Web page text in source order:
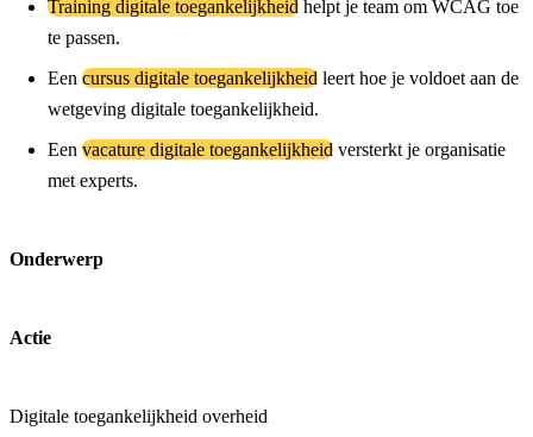
Training digitale toegankelijkheid helpt je team om WCAG toe
te passen.
Een cursus digitale toegankelijkheid leert hoe je voldoet aan de
wetgeving digitale toegankelijkheid.
Een vacature digitale toegankelijkheid versterkt je organisatie
met experts.
Onderwerp
Actie
Digitale toegankelijkheid overheid